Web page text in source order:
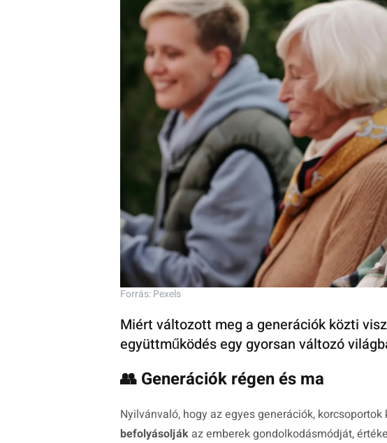
Forrás: Pexels
Miért változott meg a generációk közti
együttműködés egy gyorsan változó
👥 Generációk régen és ma
Nyilvánvaló, hogy az egyes generációk,
befolyásolják az emberek gondolkodásmódját,